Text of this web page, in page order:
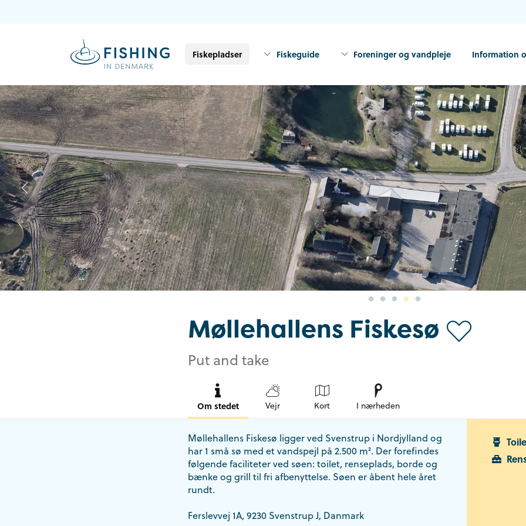
Fiskepladser Fiskeguide Foreninger og vandpleje Information
Previous
Møllehallens Fiskesø
Put and take
Om stedet Vejr Kort I nærheden
Møllehallens Fiskesø ligger ved Svenstrup i Nordjylland og
har 1 små sø med et vandspejl på 2.500 m². Der forefindes
følgende faciliteter ved søen: toilet, renseplads, borde og
bænke og grill til fri afbenyttelse. Søen er åbent hele året
rundt.
Ferslevvej 1A, 9230 Svenstrup J, Danmark